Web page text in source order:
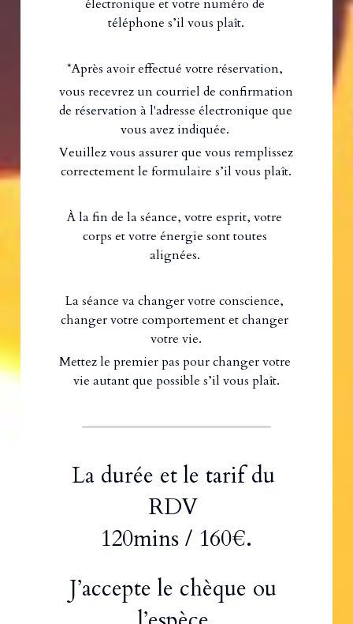
électronique et votre numéro de
téléphone s’il vous plaît.
*Après avoir effectué votre réservation,
vous recevrez un courriel de confirmation
de réservation à l'adresse électronique que
vous avez indiquée.
Veuillez vous assurer que vous remplissez
correctement le formulaire s’il vous plaît.
À la fin de la séance, votre esprit, votre
corps et votre énergie sont toutes
alignées.
La séance va changer votre conscience,
changer votre comportement et changer
votre vie.
Mettez le premier pas pour changer votre
vie autant que possible s’il vous plaît.
La durée et le tarif du
RDV
120mins / 160€.
J’accepte le chèque ou